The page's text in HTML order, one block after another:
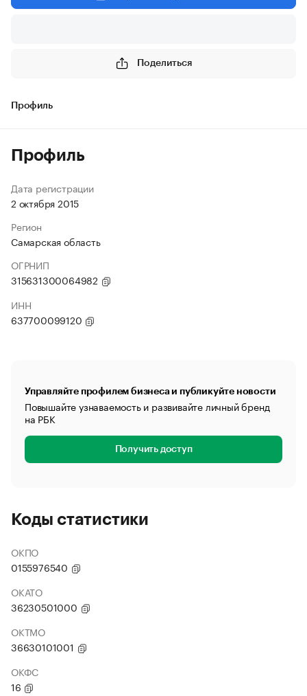
Поделиться
Профиль
Профиль
Дата регистрации
2 октября 2015
Регион
Самарская область
ОГРНИП
315631300064982
ИНН
637700099120
Управляйте профилем бизнеса и публикуйте новости
Повышайте узнаваемость и развивайте личный бренд
на РБК
Получить доступ
Коды статистики
ОКПО
0155976540
ОКАТО
36230501000
ОКТМО
36630101001
ОКФС
16